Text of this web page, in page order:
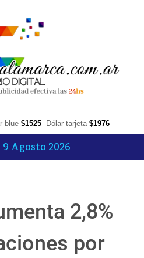
blue $1525 Dólar tarjeta $1976
Agosto 2026
2,8%
por